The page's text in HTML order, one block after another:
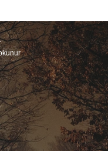
EKO
EE YEŞİL ÇEMBER KULÜBÜ